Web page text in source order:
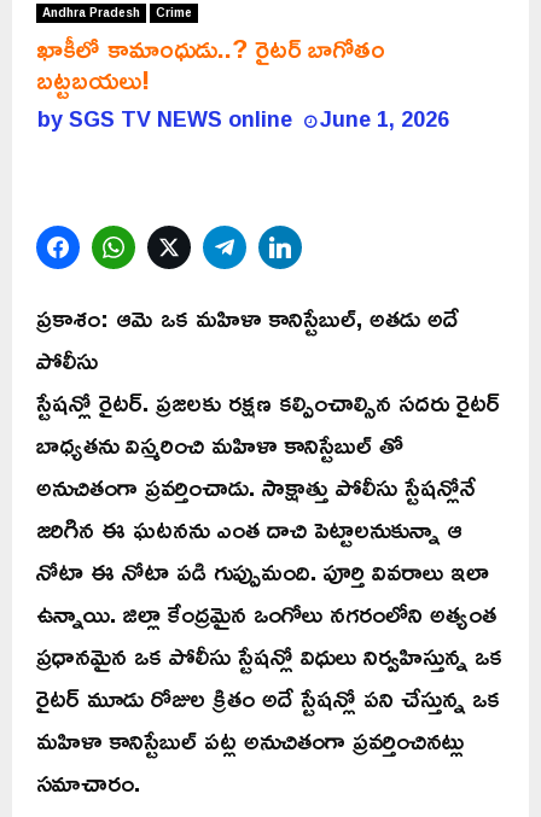
Andhra Pradesh Crime
ఖాకీలో కామాంధుడు..? రైటర్ బాగోతం
బట్టబయలు!
bySGS TV NEWS online June 1, 2026
FacebookWhatsAppTwitterTelegram
ప్రకాశం: ఆమె ఒక మహిళా కానిస్టేబుల్, అతడు అదే
పోలీసు
స్టేషన్లో రైటర్. ప్రజలకు రక్షణ కల్పించాల్సిన సదరు రైటర్
బాధ్యతను విస్మరించి మహిళా కానిస్టేబుల్ తో
అనుచితంగా ప్రవర్తించాడు. సాక్షాత్తు పోలీసు స్టేషన్లోనే
జరిగిన ఈ ఘటనను ఎంత దాచి పెట్టాలనుకున్నా ఆ
నోటా ఈ నోటా పడి గుప్పుమంది. పూర్తి వివరాలు ఇలా
ఉన్నాయి. జిల్లా కేంద్రమైన ఒంగోలు నగరంలోని అత్యంత
ప్రధానమైన ఒక పోలీసు స్టేషన్లో విధులు నిర్వహిస్తున్న ఒక
రైటర్ మూడు రోజుల క్రితం అదే స్టేషన్లో పని చేస్తున్న ఒక
మహిళా కానిస్టేబుల్ పట్ల అనుచితంగా ప్రవర్తించినట్లు
సమాచారం.